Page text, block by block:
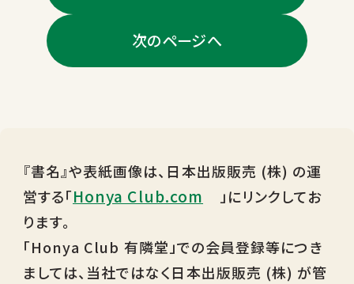
次のページへ
『書名』や表紙画像は、日本出版販売 (株) の運
営する「Honya Club.com
」にリンクしてお
ります。
「Honya Club 有隣堂」での会員登録等につき
ましては、当社ではなく日本出版販売 (株) が管